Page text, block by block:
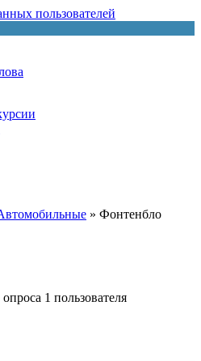
пользователей
» Фонтенбло
1 пользователя